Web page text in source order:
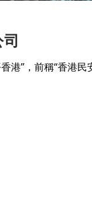
港”，前稱“香港